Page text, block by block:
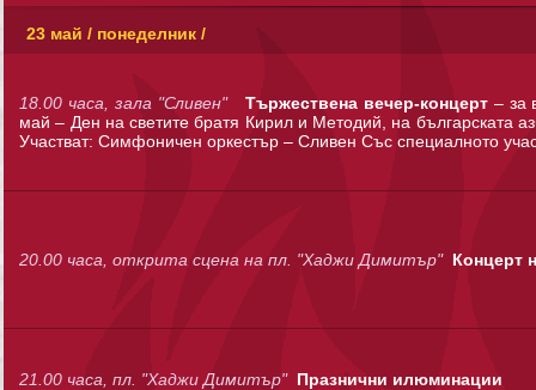
23 май / понеделник /
18.00 часа, зала "Сливен" Тържествена вечер-концерт – за
май – Ден на светите братя Кирил и Методий, на българската
Участват: Симфоничен оркестър – Сливен Със специалното
20.00 часа, открита сцена на пл. "Хаджи Димитър" Концерт
21.00 часа, пл. "Хаджи Димитър" Празнични илюминации